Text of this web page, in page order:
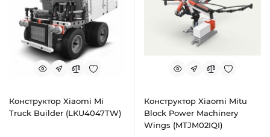
Конструктор Xiaomi Mi
Truck Builder (LKU4047TW)
Конструктор Xiaomi Mitu
Block Power Machinery
Wings (MTJM02IQI)